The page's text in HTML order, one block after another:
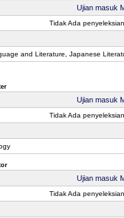
Ujian masuk
Tidak Ada
and Literature, Japanese
Ujian masuk
Tidak Ada
Ujian masuk
Tidak Ada